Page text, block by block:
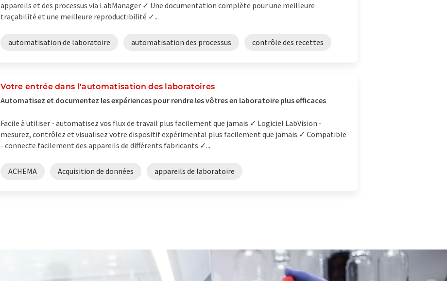
appareils et des processus via LabManager ✓ Une documentation complète pour une meilleure
traçabilité et une meilleure reproductibilité ✓...
automatisation de laboratoire automatisation des processus contrôle des recettes
Votre entrée dans l'automatisation des laboratoires
Automatisez et documentez les expériences pour rendre les vôtres en laboratoire plus efficaces
Facile à utiliser - automatisez vos flux de travail plus facilement que jamais ✓ Logiciel LabVision -
mesurez, contrôlez et visualisez votre dispositif expérimental plus facilement que jamais ✓ Compatible
- connecte facilement des appareils de différents fabricants ✓...
ACHEMA Acquisition de données appareils de laboratoire